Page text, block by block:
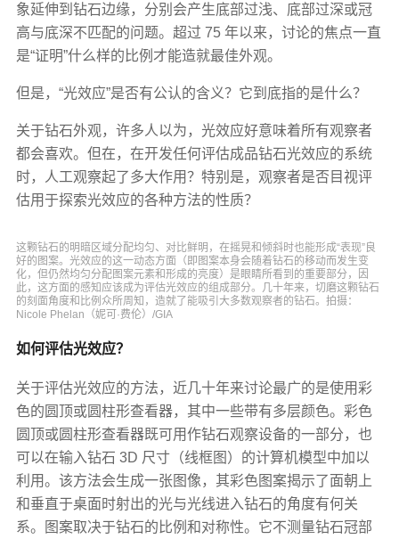
象延伸到钻石边缘，分别会产生底部过浅、底部过深或冠
高与底深不匹配的问题。超过 75 年以来，讨论的焦点一直
是“证明”什么样的比例才能造就最佳外观。
但是，“光效应”是否有公认的含义？它到底指的是什么？
关于钻石外观，许多人以为，光效应好意味着所有观察者
都会喜欢。但在，在开发任何评估成品钻石光效应的系统
时，人工观察起了多大作用？特别是，观察者是否目视评
估用于探索光效应的各种方法的性质？
这颗钻石的明暗区域分配均匀、对比鲜明，在摇晃和倾斜时也能形成“表现”良
好的图案。光效应的这一动态方面（即图案本身会随着钻石的移动而发生变
化，但仍然均匀分配图案元素和形成的亮度）是眼睛所看到的重要部分，因
此，这方面的感知应该成为评估光效应的组成部分。几十年来，切磨这颗钻石
的刻面角度和比例众所周知，造就了能吸引大多数观察者的钻石。拍摄：
Nicole Phelan（妮可·费伦）/GIA
如何评估光效应？
关于评估光效应的方法，近几十年来讨论最广的是使用彩
色的圆顶或圆柱形查看器，其中一些带有多层颜色。彩色
圆顶或圆柱形查看器既可用作钻石观察设备的一部分，也
可以在输入钻石 3D 尺寸（线框图）的计算机模型中加以
利用。该方法会生成一张图像，其彩色图案揭示了面朝上
和垂直于桌面时射出的光与光线进入钻石的角度有何关
系。图案取决于钻石的比例和对称性。它不测量钻石冠部